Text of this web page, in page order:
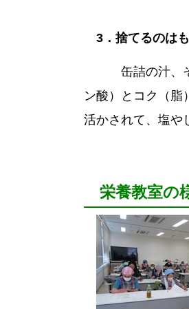
3．捨てるのは
缶詰の汁、その
ン酸）とコク（脂
活かされて、塩や
栄養教室の